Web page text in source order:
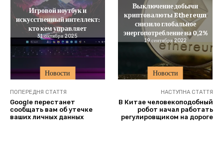
Новости
Игровой ноутбук и
искусственный интеллект:
кто кем управляет
31 октября 2025
Новости
Выключение добычи
криптовалюты Ethereum
снизило глобальное
энергопотребление на 0,2%
19 сентября 2022
ПОПЕРЕДНЯ СТАТТЯ
Google перестанет
сообщать вам об утечке
ваших личных данных
НАСТУПНА СТАТТЯ
В Китае человекоподобный
робот начал работать
регулировщиком на дороге